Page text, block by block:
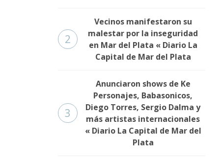
2
Vecinos manifestaron su
malestar por la inseguridad
en Mar del Plata « Diario La
Capital de Mar del Plata
3
Anunciaron shows de Ke
Personajes, Babasonicos,
Diego Torres, Sergio Dalma y
más artistas internacionales
« Diario La Capital de Mar del
Plata